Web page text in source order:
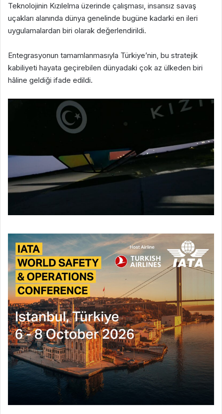
Teknolojinin Kızılelma üzerinde çalışması, insansız savaş
uçakları alanında dünya genelinde bugüne kadarki en ileri
uygulamalardan biri olarak değerlendirildi.
‎Entegrasyonun tamamlanmasıyla Türkiye’nin, bu stratejik
kabiliyeti hayata geçirebilen dünyadaki çok az ülkeden biri
hâline geldiği ifade edildi.